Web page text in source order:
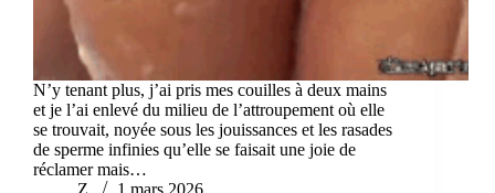
N’y tenant plus, j’ai pris mes couilles à deux mains
et je l’ai enlevé du milieu de l’attroupement où elle
se trouvait, noyée sous les jouissances et les rasades
de sperme infinies qu’elle se faisait une joie de
réclamer mais…
Z.
1 mars 2026